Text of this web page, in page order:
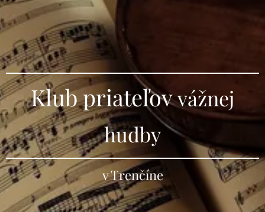
Klub priateľovvážnej
hudby
v Trenčíne